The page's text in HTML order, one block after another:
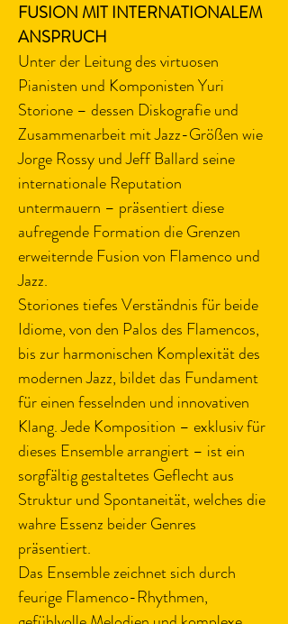
FUSION MIT INTERNATIONALEM
ANSPRUCH
Unter der Leitung des virtuosen
Pianisten und Komponisten Yuri
Storione – dessen Diskografie und
Zusammenarbeit mit Jazz-Größen wie
Jorge Rossy und Jeff Ballard seine
internationale Reputation
untermauern – präsentiert diese
aufregende Formation die Grenzen
erweiternde Fusion von Flamenco und
Jazz.
Storiones tiefes Verständnis für beide
Idiome, von den Palos des Flamencos,
bis zur harmonischen Komplexität des
modernen Jazz, bildet das Fundament
für einen fesselnden und innovativen
Klang. Jede Komposition – exklusiv für
dieses Ensemble arrangiert – ist ein
sorgfältig gestaltetes Geflecht aus
Struktur und Spontaneität, welches die
wahre Essenz beider Genres
präsentiert.
Das Ensemble zeichnet sich durch
feurige Flamenco-Rhythmen,